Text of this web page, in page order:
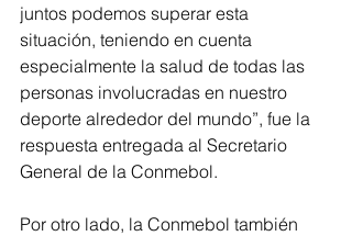
juntos podemos superar esta
situación, teniendo en cuenta
especialmente la salud de todas las
personas involucradas en nuestro
deporte alrededor del mundo”, fue la
respuesta entregada al Secretario
General de la Conmebol.
Por otro lado, la Conmebol también